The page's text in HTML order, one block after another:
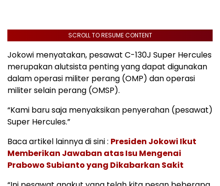
SCROLL TO RESUME CONTENT
Jokowi menyatakan, pesawat C-130J Super Hercules
merupakan alutsista penting yang dapat digunakan
dalam operasi militer perang (OMP) dan operasi
militer selain perang (OMSP).
“Kami baru saja menyaksikan penyerahan (pesawat)
Super Hercules.”
Baca artikel lainnya di sini : Presiden Jokowi Ikut
Memberikan Jawaban atas Isu Mengenai
Prabowo Subianto yang Dikabarkan Sakit